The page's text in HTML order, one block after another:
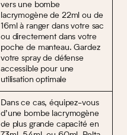
vers une bombe
lacrymogène de 22ml ou de
16ml à ranger dans votre sac
ou directement dans votre
poche de manteau. Gardez
votre spray de défense
accessible pour une
utilisation optimale
Dans ce cas, équipez-vous
d’une bombe lacrymogène
de plus grande capacité en